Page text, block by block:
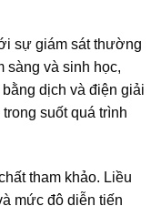
sự giám sát thường
sàng và sinh học,
dịch và điện giải
suốt quá trình
tham khảo. Liều
mức độ diễn tiến